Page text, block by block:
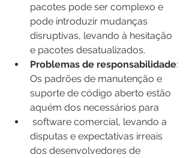
pacotes pode ser complexo e
pode introduzir mudanças
disruptivas, levando à hesitação
e pacotes desatualizados.
Problemas de responsabilidade:
Os padrões de manutenção e
suporte de código aberto estão
aquém dos necessários para
disputas e expectativas irreais
dos desenvolvedores de